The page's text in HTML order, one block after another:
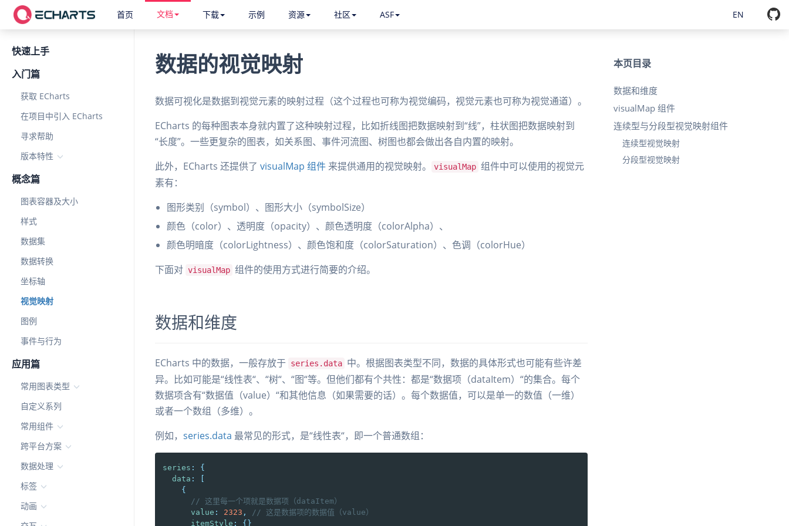
首页 文档 下载 示例 资源 社区 ASF EN
快速上手
入门篇
获取 ECharts
在项目中引入 ECharts
寻求帮助
版本特性
概念篇
图表容器及大小
样式
数据集
数据转换
坐标轴
视觉映射
图例
事件与行为
应用篇
常用图表类型
自定义系列
常用组件
跨平台方案
数据处理
标签
动画
本页目录
数据和维度
visualMap 组件
连续型与分段型视觉映射组件
连续型视觉映射
分段型视觉映射
数据的视觉映射
数据可视化是数据到视觉元素的映射过程（这个过程也可称为视觉编码，视觉元素也可称为视觉通道）。
ECharts 的每种图表本身就内置了这种映射过程，比如折线图把数据映射到“线”，柱状图把数据映射到
“长度”。一些更复杂的图表，如关系图、事件河流图、树图也都会做出各自内置的映射。
此外，ECharts 还提供了 visualMap 组件 来提供通用的视觉映射。 visualMap 组件中可以使用的视觉元
素有：
图形类别（symbol）、图形大小（symbolSize）
颜色（color）、透明度（opacity）、颜色透明度（colorAlpha）、
颜色明暗度（colorLightness）、颜色饱和度（colorSaturation）、色调（colorHue）
下面对 visualMap 组件的使用方式进行简要的介绍。
数据和维度
ECharts 中的数据，一般存放于 series.data 中。根据图表类型不同，数据的具体形式也可能有些许差
异。比如可能是“线性表“、“树“、“图“等。但他们都有个共性：都是“数据项（dataItem）“的集合。每个
数据项含有“数据值（value）“和其他信息（如果需要的话）。每个数据值，可以是单一的数值（一维）
或者一个数组（多维）。
例如， series.data 最常见的形式，是“线性表“，即一个普通数组：
series :
{
data :
{
// 这里每一个项就是数据项（dataItem）
value : 2323 ,
// 这是数据项的数据值（value）
itemStyle : { }